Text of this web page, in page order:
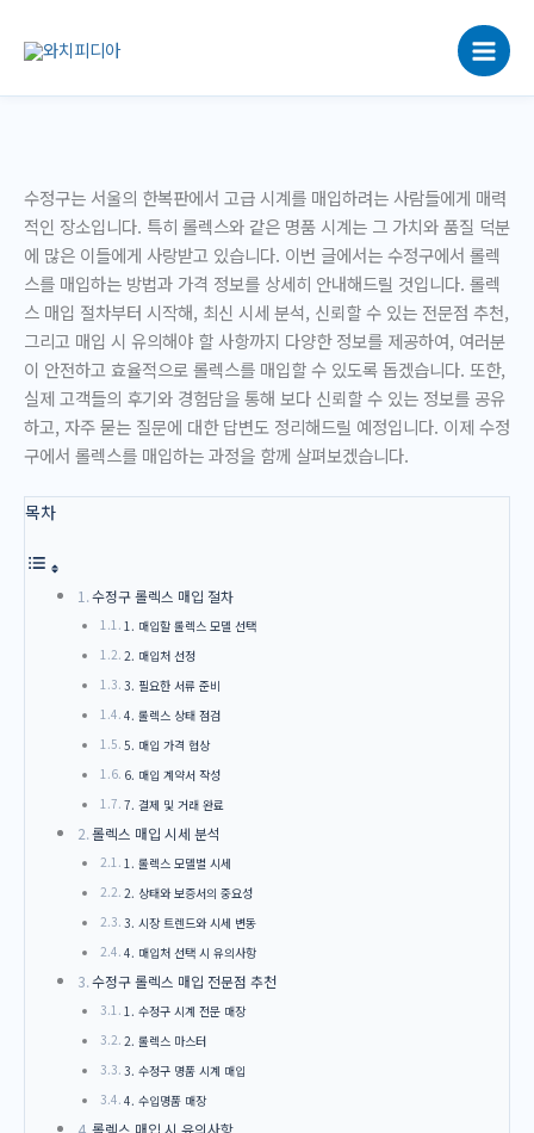
로
수정구는 서울의 한복판에서 고급 시계를 매입하려는 사람들에게 매력
적인 장소입니다. 특히 롤렉스와 같은 명품 시계는 그 가치와 품질 덕분
에 많은 이들에게 사랑받고 있습니다. 이번 글에서는 수정구에서 롤렉
스를 매입하는 방법과 가격 정보를 상세히 안내해드릴 것입니다. 롤렉
스 매입 절차부터 시작해, 최신 시세 분석, 신뢰할 수 있는 전문점 추천,
그리고 매입 시 유의해야 할 사항까지 다양한 정보를 제공하여, 여러분
이 안전하고 효율적으로 롤렉스를 매입할 수 있도록 돕겠습니다. 또한,
실제 고객들의 후기와 경험담을 통해 보다 신뢰할 수 있는 정보를 공유
하고, 자주 묻는 질문에 대한 답변도 정리해드릴 예정입니다. 이제 수정
구에서 롤렉스를 매입하는 과정을 함께 살펴보겠습니다.
목차
수정구 롤렉스 매입 절차
1. 매입할 롤렉스 모델 선택
2. 매입처 선정
3. 필요한 서류 준비
4. 롤렉스 상태 점검
5. 매입 가격 협상
6. 매입 계약서 작성
7. 결제 및 거래 완료
롤렉스 매입 시세 분석
1. 롤렉스 모델별 시세
2. 상태와 보증서의 중요성
3. 시장 트렌드와 시세 변동
4. 매입처 선택 시 유의사항
수정구 롤렉스 매입 전문점 추천
1. 수정구 시계 전문 매장
2. 롤렉스 마스터
3. 수정구 명품 시계 매입
4. 수입명품 매장
롤렉스 매입 시 유의사항